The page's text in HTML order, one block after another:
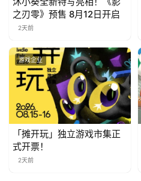
上
站
中
文
中
国
之刃零》预售 8月12日开启
2天前
游戏企业
「摊开玩」独立游戏市集正
式开票！
2天前